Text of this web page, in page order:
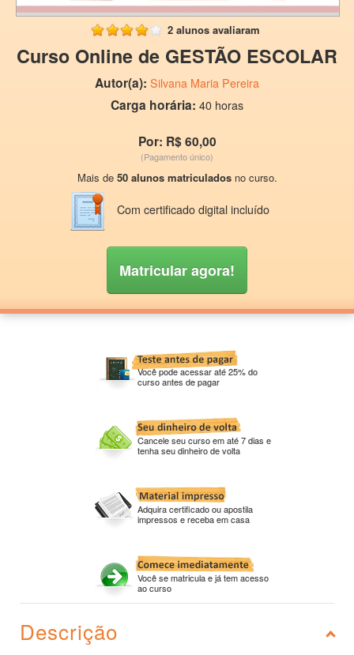
2 alunos avaliaram
Curso Online de GESTÃO ESCOLAR
Autor(a): Silvana Maria Pereira
Carga horária: 40 horas
Por: R$ 60,00
(Pagamento único)
Mais de 50 alunos matriculadosno curso.
Com certificado digital incluído
Matricular agora!
Você pode acessar até 25% do
curso antes de pagar
Cancele seu curso em até 7 dias e
tenha seu dinheiro de volta
Adquira certificado ou apostila
impressos e receba em casa
Você se matricula e já tem acesso
ao curso
Descrição